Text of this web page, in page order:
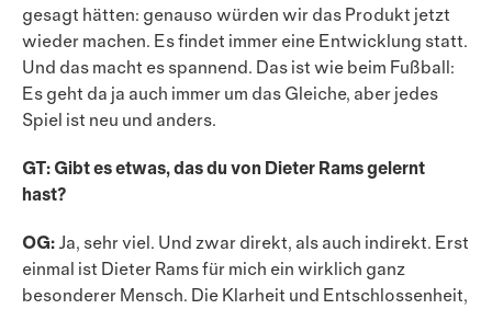
gesagt hätten: genauso würden wir das Produkt jetzt
wieder machen. Es findet immer eine Entwick­lung statt.
Und das macht es spannend. Das ist wie beim Fußball:
Es geht da ja auch immer um das Gleiche, aber jedes
Spiel ist neu und anders.
GT: Gibt es etwas, das du von Dieter Rams gelernt
hast?
OG: Ja, sehr viel. Und zwar direkt, als auch indirekt. Erst
einmal ist Dieter Rams für mich ein wirklich ganz
besonderer Mensch. Die Klarheit und Entschlossenheit,